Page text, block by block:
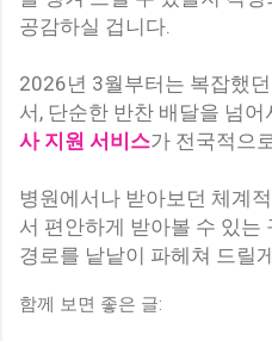
공감하실 겁니다.
2026년 3월부터는 복잡했
서, 단순한 반찬 배달을 넘어
사 지원 서비스가 전국적으
병원에서나 받아보던 체계
서 편안하게 받아볼 수 있는
경로를 낱낱이 파헤쳐 드릴
함께 보면 좋은 글: